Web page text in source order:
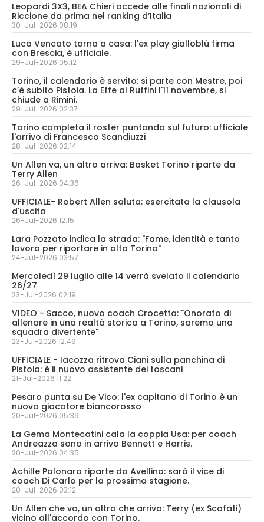
Leopardi 3X3, BEA Chieri accede alle finali nazionali di
Riccione da prima nel ranking d’Italia
30-Jul-2026 08:19
Luca Vencato torna a casa: l'ex play gialloblù firma
con Brescia, è ufficiale.
29-Jul-2026 05:12
Torino, il calendario è servito: si parte con Mestre, poi
c'è subito Pistoia. La Effe al Ruffini l'11 novembre, si
chiude a Rimini.
29-Jul-2026 02:37
Torino completa il roster puntando sul futuro: ufficiale
l'arrivo di Francesco Scandiuzzi
28-Jul-2026 02:14
Un Allen va, un altro arriva: Basket Torino riparte da
Terry Allen
26-Jul-2026 04:36
UFFICIALE- Robert Allen saluta: esercitata la clausola
d'uscita
26-Jul-2026 12:15
Lara Pozzato indica la strada: "Fame, identità e tanto
lavoro per riportare in alto Torino"
24-Jul-2026 03:57
Mercoledì 29 luglio alle 14 verrà svelato il calendario
26/27
23-Jul-2026 02:19
VIDEO - Sacco, nuovo coach Crocetta: "Onorato di
allenare in una realtà storica a Torino, saremo una
squadra divertente"
23-Jul-2026 12:49
UFFICIALE - Iacozza ritrova Ciani sulla panchina di
Pistoia: è il nuovo assistente dei toscani
21-Jul-2026 11:22
Pesaro punta su De Vico: l'ex capitano di Torino è un
nuovo giocatore biancorosso
20-Jul-2026 05:39
La Gema Montecatini cala la coppia Usa: per coach
Andreazza sono in arrivo Bennett e Harris.
20-Jul-2026 04:35
Achille Polonara riparte da Avellino: sarà il vice di
coach Di Carlo per la prossima stagione.
20-Jul-2026 03:12
Un Allen che va, un altro che arriva: Terry (ex Scafati)
vicino all'accordo con Torino.